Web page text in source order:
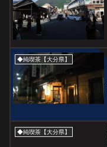
◆純喫茶【大分県】
◆純喫茶【大分県】